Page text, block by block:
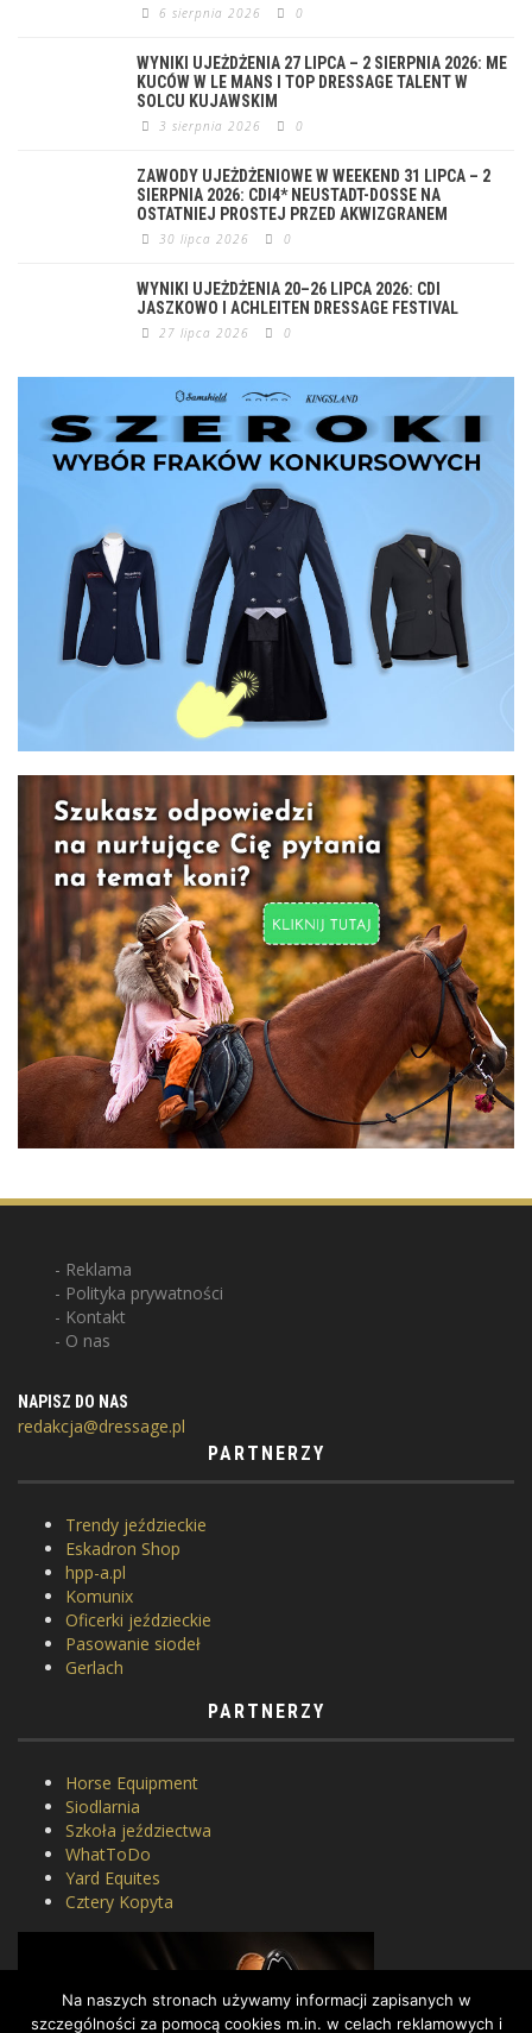
6 sierpnia 2026 0
WYNIKI UJEŻDŻENIA 27 LIPCA – 2 SIERPNIA 2026: ME
KUCÓW W LE MANS I TOP DRESSAGE TALENT W
SOLCU KUJAWSKIM
3 sierpnia 2026 0
ZAWODY UJEŻDŻENIOWE W WEEKEND 31 LIPCA – 2
SIERPNIA 2026: CDI4* NEUSTADT-DOSSE NA
OSTATNIEJ PROSTEJ PRZED AKWIZGRANEM
30 lipca 2026 0
WYNIKI UJEŻDŻENIA 20–26 LIPCA 2026: CDI
JASZKOWO I ACHLEITEN DRESSAGE FESTIVAL
27 lipca 2026 0
Reklama
Polityka prywatności
Kontakt
O nas
NAPISZ DO NAS
redakcja@dressage.pl
PARTNERZY
Trendy jeździeckie
Eskadron Shop
hpp-a.pl
Komunix
Oficerki jeździeckie
Pasowanie siodeł
Gerlach
PARTNERZY
Horse Equipment
Siodlarnia
Szkoła jeździectwa
WhatToDo
Yard Equites
Cztery Kopyta
Na naszych stronach używamy informacji zapisanych w
szczególności za pomocą cookies m.in. w celach reklamowych i